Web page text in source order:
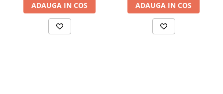
ADAUGA IN COS ADAUGA IN COS